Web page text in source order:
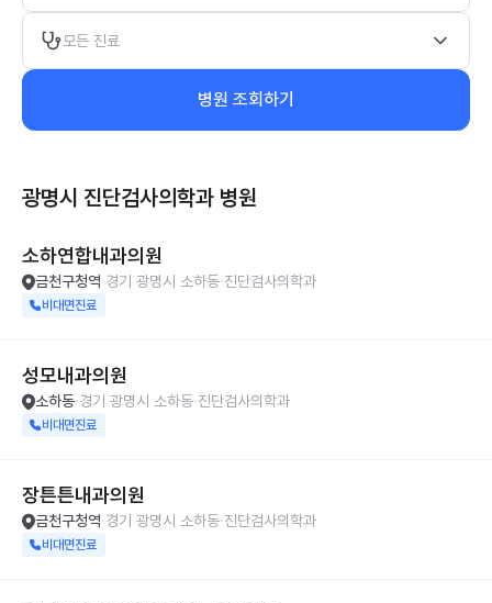
모든 진료
병원 조회하기
광명시 진단검사의학과 병원
소하연합내과의원
금천구청역 경기 광명시 소하동 진단검사의학과
비대면진료
성모내과의원
소하동 경기 광명시 소하동 진단검사의학과
비대면진료
장튼튼내과의원
금천구청역 경기 광명시 소하동 진단검사의학과
비대면진료